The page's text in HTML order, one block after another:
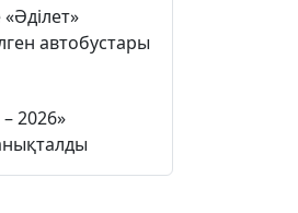
автобустары
– 2026»